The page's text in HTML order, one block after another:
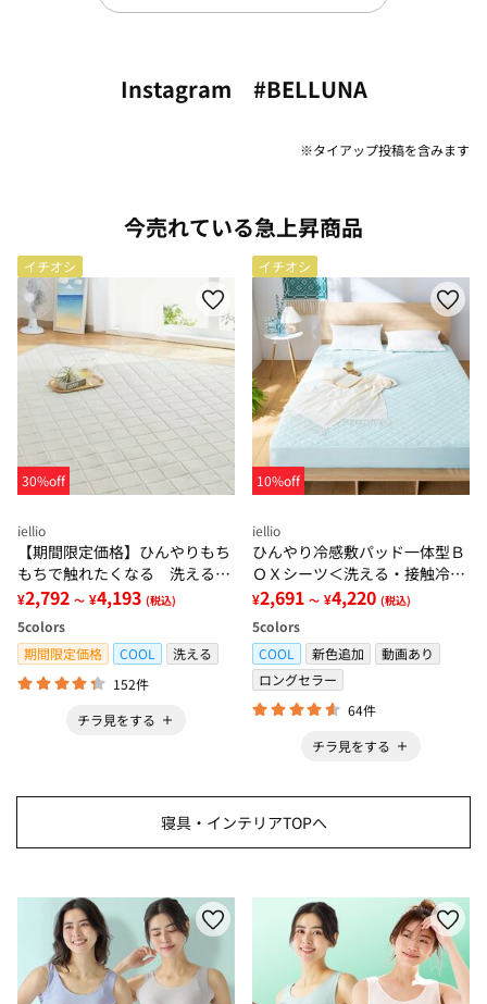
Instagram #BELLUNA
※タイアップ投稿を含みます
今売れている急上昇商品
イチオシ
30%off
iellio
【期間限定価格】ひんやりもち
もちで触れたくなる 洗えるラ
グ＜低反発・滑りにくい・接触
冷感・防ダニ・カーペット＞
¥2,792 ～ ¥4,193 (税込)
5colors
期間限定価格
COOL
洗える
152件
チラ見をする
イチオシ
10%off
iellio
ひんやり冷感敷パッド一体型Ｂ
ＯＸシーツ＜洗える・接触冷
感・抗菌防臭・時短・家事楽・
ボックスシーツ・寝苦しさ対策
＞
¥2,691 ～ ¥4,220 (税込)
5colors
COOL
新色追加
動画あり
ロングセラー
64件
チラ見をする
寝具・インテリアTOPへ